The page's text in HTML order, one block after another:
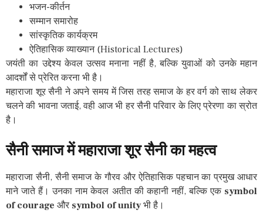
भजन-कीर्तन
सम्मान समारोह
सांस्कृतिक कार्यक्रम
ऐतिहासिक व्याख्यान (Historical Lectures)
जयंती का उद्देश्य केवल उत्सव मनाना नहीं है, बल्कि युवाओं को उनके महान
आदर्शों से प्रेरित करना भी है।
महाराजा शूर सैनी ने अपने समय में जिस तरह समाज के हर वर्ग को साथ लेकर
चलने की भावना जताई, वही आज भी हर सैनी परिवार के लिए प्रेरणा का स्रोत
है।
सैनीसमाजमेंमहाराजाशूरसैनीकामहत्व
महाराजा सैनी, सैनी समाज के गौरव और ऐतिहासिक पहचान का प्रमुख आधार
माने जाते हैं। उनका नाम केवल अतीत की कहानी नहीं, बल्कि एक symbol
of courage और symbol of unityभी है।